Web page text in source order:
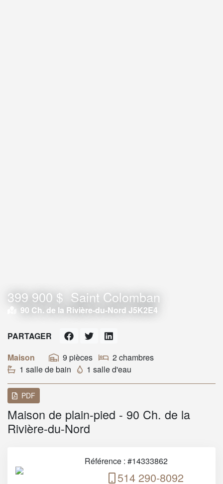
399 900 $ Saint Colomban
90 Ch. de la Rivière-du-Nord J5K2E4
Maison 9 pièces
2 chambres
1 salle de bain
1 salle d'eau
PARTAGER
PDF
Maison de plain-pied - 90 Ch. de la
Rivière-du-Nord
Référence : #14333862
514 290-8092